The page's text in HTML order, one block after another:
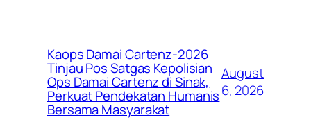
Kaops Damai Cartenz-2026
Tinjau Pos Satgas Kepolisian
Ops Damai Cartenz di Sinak,
Perkuat Pendekatan Humanis
Bersama Masyarakat
August
6, 2026